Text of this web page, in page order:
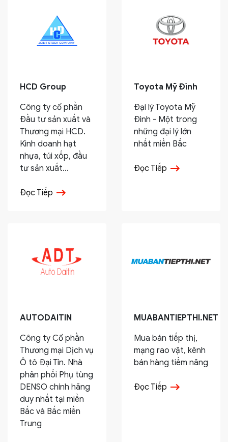
HCD Group
Công ty cổ phần
Đầu tư sản xuất và
Thương mại HCD.
Kinh doanh hạt
nhựa, túi xốp, đầu
tư sản xuất...
Đọc Tiếp
Toyota Mỹ Đình
Đại lý Toyota Mỹ
Đình - Một trong
những đại lý lớn
nhất miền Bắc
Đọc Tiếp
AUTODAITIN
Công ty Cổ phần
Thương mại Dịch vụ
Ô tô Đại Tín. Nhà
phân phối Phụ tùng
DENSO chính hãng
duy nhất tại miền
Bắc và Bắc miền
Trung
MUABANTIEPTHI.NET
Mua bán tiếp thị,
mạng rao vặt, kênh
bán hàng tiềm năng
Đọc Tiếp